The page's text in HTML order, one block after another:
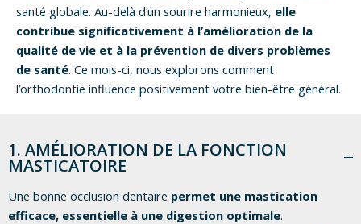
santé globale. Au-delà d’un sourire harmonieux, elle
contribue significativement à l’amélioration de la
qualité de vie et à la prévention de divers problèmes
de santé. Ce mois-ci, nous explorons comment
l’orthodontie influence positivement votre bien-être général.
1. AMÉLIORATION DE LA FONCTION
MASTICATOIRE
Une bonne occlusion dentaire permet une mastication
efficace, essentielle à une digestion optimale.